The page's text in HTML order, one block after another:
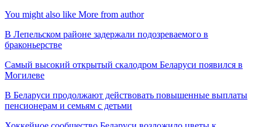
You might also like More from author
В Лепельском районе задержали подозреваемого в
браконьерстве
Самый высокий открытый скалодром Беларуси появился в
Могилеве
В Беларуси продолжают действовать повышенные выплаты
пенсионерам и семьям с детьми